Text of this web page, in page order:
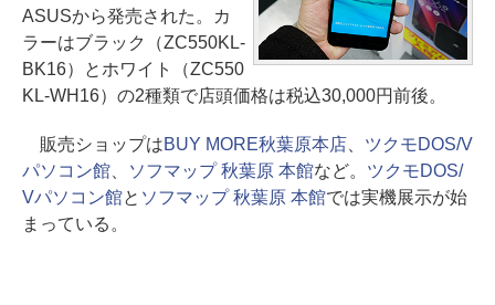
ASUSから発売された。カ
ラーはブラック（ZC550KL-
BK16）とホワイト（ZC550
KL-WH16）の2種類で店頭価格は税込30,000円前後。
販売ショップはBUY MORE秋葉原本店、 ツクモDOS/V
パソコン館、 ソフマップ 秋葉原 本館など。 ツクモDOS/
Vパソコン館と ソフマップ 秋葉原 本館では実機展示が始
まっている。